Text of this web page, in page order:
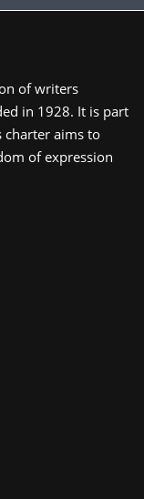
of writers
in 1928. It is part
charter aims to
of expression